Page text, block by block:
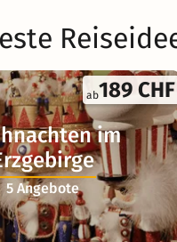
ab189 CHF
im
5 Angebote